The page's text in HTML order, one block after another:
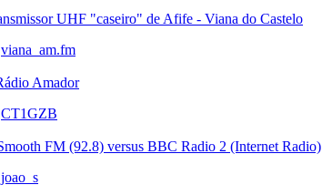
UHF "caseiro" de Afife - Viana do Castelo
viana_am.fm
Amador
CT1GZB
FM (92.8) versus BBC Radio 2 (Internet Radio)
joao_s